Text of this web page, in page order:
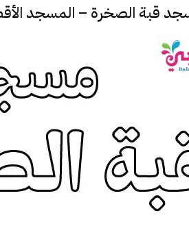
قبة الصخرة – المسجد